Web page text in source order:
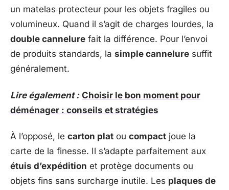
un matelas protecteur pour les objets fragiles ou
volumineux. Quand il s’agit de charges lourdes, la
double cannelure fait la différence. Pour l’envoi
de produits standards, la simple cannelure suffit
généralement.
Lire également : Choisir le bon moment pour
déménager : conseils et stratégies
À l’opposé, le carton plat ou compact joue la
carte de la finesse. Il s’adapte parfaitement aux
étuis d’expédition et protège documents ou
objets fins sans surcharge inutile. Les plaques de